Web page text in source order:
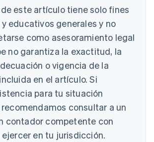
este artículo tiene solo fines
educativos generales y no
como asesoramiento legal
no garantiza la exactitud, la
o vigencia de la
en el artículo. Si
para tu situación
consultar a un
contador competente con
en tu jurisdicción.
DeutschEnglish